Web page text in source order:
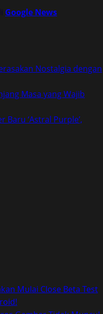
Google News
Nostalgia dengan
Masa yang Wajib
Baru ‘Astral Purple’,
Mulai Close Beta Test